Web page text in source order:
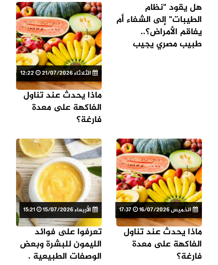
هل يقود "نظام
الطيبات" إلى الشفاء أم
يفاقم الأمراض؟..
طبيب مصري يجيب
الثلاثاء 21/07/2026
ماذا يحدث عند تناول
الفاكهة على معدة
فارغة؟
الخميس 16/07/2026
ماذا يحدث عند تناول
الفاكهة على معدة
فارغة؟
الأربعاء 15/07/2026
تعرفوا على فوائد
الليمون للبشرة وبعض
الوصفات الطبيعية .